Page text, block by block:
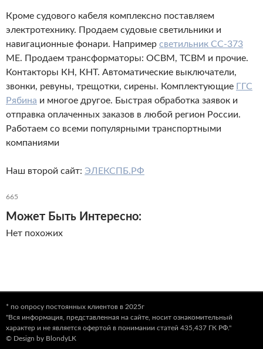
Кроме судового кабеля комплексно поставляем
электротехнику. Продаем судовые светильники и
навигационные фонари. Например светильник СС-373
МЕ. Продаем трансформаторы: ОСВМ, ТСВМ и прочие.
Контакторы КН, КНТ. Автоматические выключатели,
звонки, ревуны, трещотки, сирены. Комплектующие ГГС
Рябина и многое другое. Быстрая обработка заявок и
отправка оплаченных заказов в любой регион России.
Работаем со всеми популярными транспортными
компаниями
Наш второй сайт: ЭЛЕКСПБ.РФ
665
Может Быть Интересно:
Нет похожих
* по опросу постоянных клиентов в 2025г
"Вся информация, представленная на сайте, носит ознакомительный
характер и не является офертой в понимании статей 435,437 ГК РФ."
© Design by BlondyLK